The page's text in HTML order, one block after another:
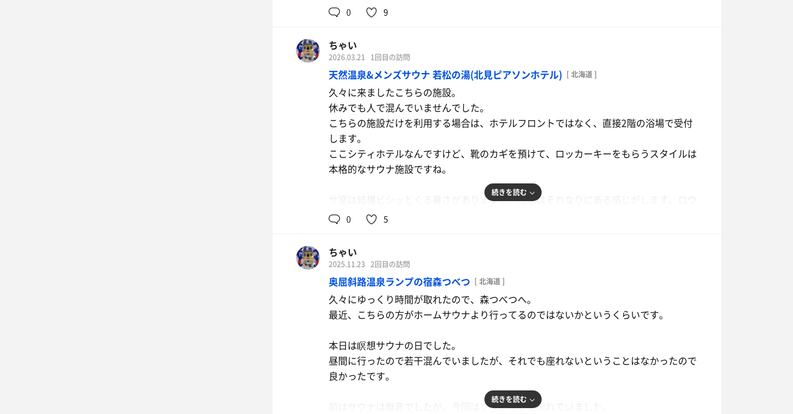
さて、ここのサウナなのですが、日によって閉館の1時間前くらいになると火が消えて
混んでいると待つので、いつしかリミットになってることが多く。今回もそうでした。
安いが故に、少しでもコストカットを図っているのでしょうか？？
結果、2回目のサウナではすでに火が消えており…、1回のみのサウナ…。消化不良で
した。
はやく行くとご飯食べたばかりでキツいので、20時くらいに行くのがベストなんです
がね。
サウナの話とは少しずれますがこちらの施設、ジャグジー風呂系がだいぶ老朽化して機
0 9
ちゃい
2026.03.21 1回目の訪問
天然温泉&メンズサウナ 若松の湯(北見ピアソンホテル) [ 北海道 ]
久々に来ましたこちらの施設。
休みでも人で混んでいませんでした。
こちらの施設だけを利用する場合は、ホテルフロントではなく、直接2階の浴場で受付
します。
ここシティホテルなんですけど、靴のカギを預けて、ロッカーキーをもらうスタイルは
本格的なサウナ施設ですね。
サ室は結構ビシッとくる暑さがありますが、湿度はそれなりにある感じがします。ロウ
リュがあるわけではないんですけど。不思議です。
水風呂は2種類の温度帯があります。
これは北見地区ではここくらいではないでしょうか？
内風呂ですが、ととのいイスが5脚あります。
冬はこの地区は外気浴には寒すぎるので、屋内でも私は全然満足です。
夏はちょっと暑く感じるかもしれません。
数セット後、少し休もうと思って無料貸し出しのガウンを着てリラックスルームで横に
なりました。
ニコーリフレのようなリクライニングチェアが6脚置いてありました。
室内は薄暗いので、このまま寝てしまいそうになりましたが、時間も時間だったので
続きを読む
0 5
ちゃい
2025.11.23 2回目の訪問
奥屈斜路温泉ランプの宿森つべつ [ 北海道 ]
久々にゆっくり時間が取れたので、森つべつへ。
最近、こちらの方がホームサウナより行ってるのではないかというくらいです。
本日は瞑想サウナの日でした。
昼間に行ったので若干混んでいましたが、それでも座れないということはなかったので
良かったです。
前はサウナは無音でしたが、今回はクラシックが流れていました。
続きを読む